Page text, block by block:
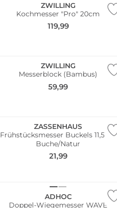
ZWILLING
Kochmesser "Pro" 20cm
119,99
ZWILLING
Messerblock (Bambus)
59,99
ZASSENHAUS
Frühstücksmesser Buckels 11,5cm
Buche/Natur
21,99
ADHOC
Doppel-Wiegemesser WAVE